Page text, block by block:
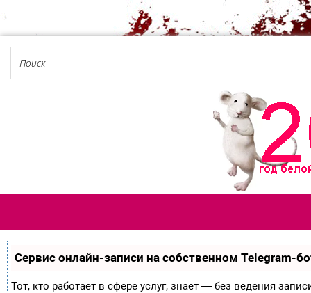
Сервис онлайн-записи на собственном Telegram-
Тот, кто работает в сфере услуг, знает — без ведения